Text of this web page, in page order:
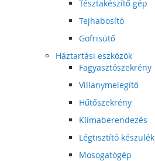
Tésztakészítő gép
Tejhabosító
Gofrisütő
Háztartási eszközök
Fagyasztószekrény
Villanymelegítő
Hűtőszekrény
Klímaberendezés
Légtisztító készülék
Mosogatógép